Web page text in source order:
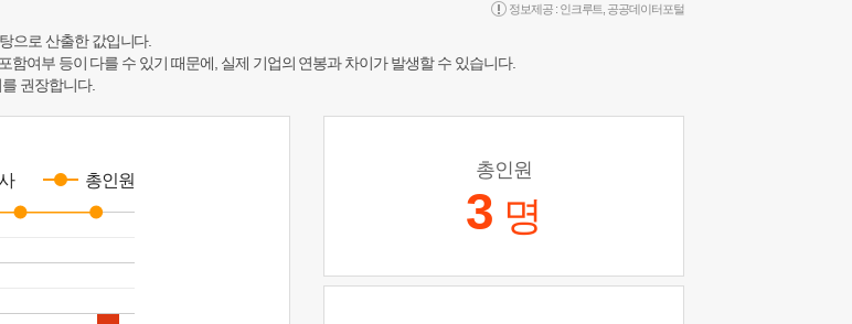
정보제공 : 인크루트 공공데이터포털
으로 산출한 값입니다.
여부 등이 다를 수 있기 때문에, 실제 기업의 연봉과 차이가 발생할 수 있습니다.
권장합니다.
총인원 총인원
3 명